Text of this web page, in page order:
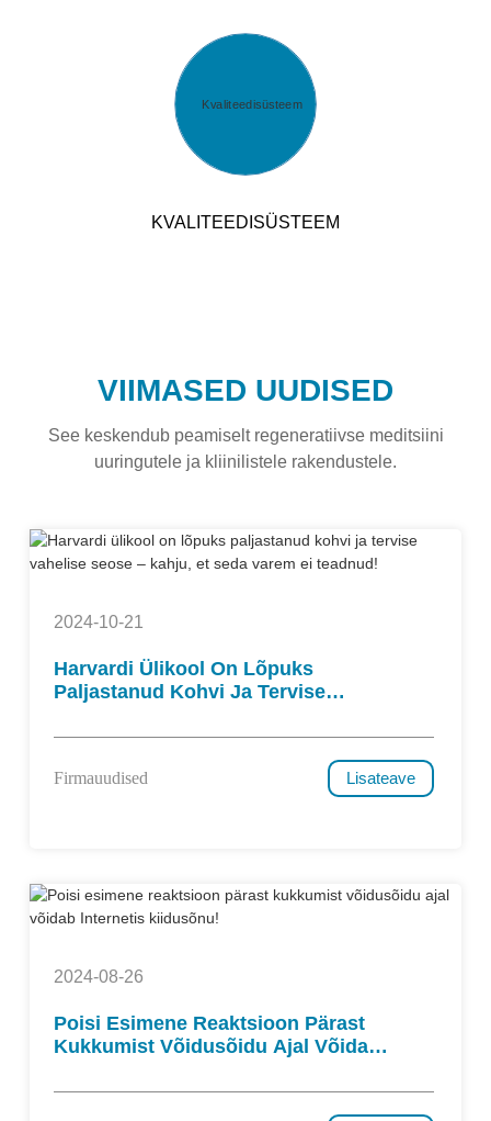
KVALITEEDISÜSTEEM
VIIMASED UUDISED
See keskendub peamiselt regeneratiivse meditsiini
uuringutele ja kliinilistele rakendustele.
2024-10-21
Harvardi Ülikool On Lõpuks
Paljastanud Kohvi Ja Tervise
Varem Ei Teadnud!
Firmauudised Lisateave
2024-08-26
Poisi Esimene Reaktsioon Pärast
Kukkumist Võidusõidu Ajal Võidab